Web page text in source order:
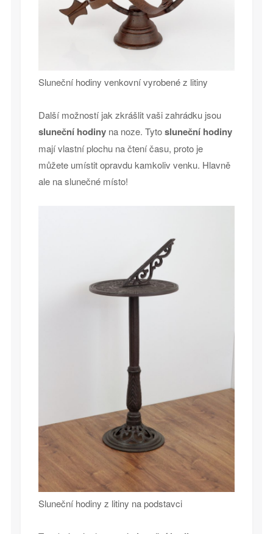
Sluneční hodiny venkovní vyrobené z litiny
Další možností jak zkrášlit vaši zahrádku jsou
sluneční hodinyna noze. Tytosluneční hodiny
mají vlastní plochu na čtení času, proto je
můžete umístit opravdu kamkoliv venku. Hlavně
ale na slunečné místo!
Sluneční hodiny z litiny na podstavci